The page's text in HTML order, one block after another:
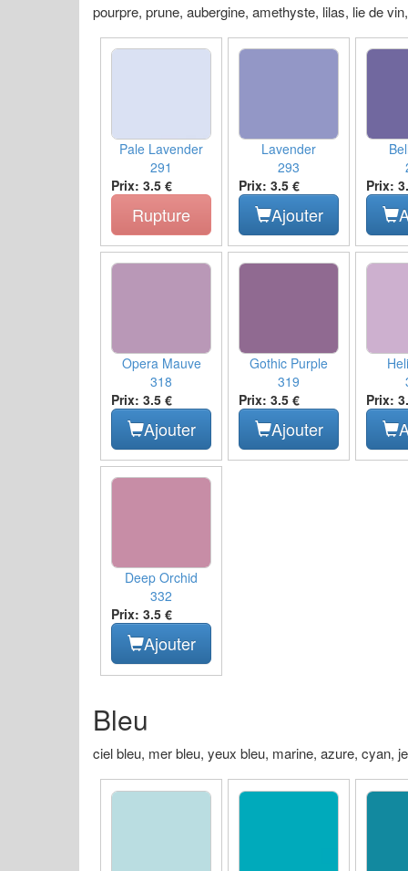
pourpre, prune, aubergine, amethyste, lilas, lie de
Pale Lavender
291
Prix: 3.5 €
Rupture
Lavender
293
Prix: 3.5 €
Ajouter
Prix:
Opera Mauve
318
Prix: 3.5 €
Ajouter
Gothic Purple
319
Prix: 3.5 €
Ajouter
Prix:
Deep Orchid
332
Prix: 3.5 €
Ajouter
Bleu
ciel bleu, mer bleu, yeux bleu, marine, azure, cyan,